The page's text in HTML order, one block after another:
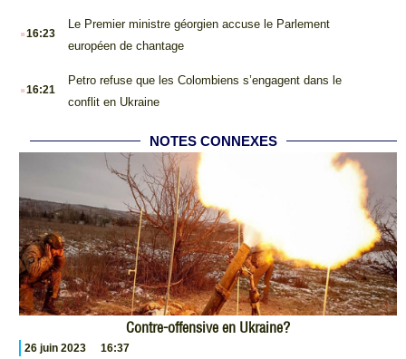
.16:23
Le Premier ministre géorgien accuse le Parlement
européen de chantage
.16:21
Petro refuse que les Colombiens s’engagent dans le
conflit en Ukraine
NOTES CONNEXES
Contre-offensive en Ukraine?
26 juin 2023 16:37